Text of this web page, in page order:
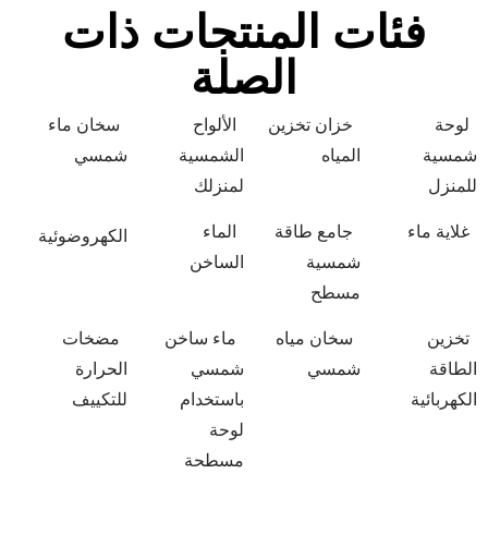
فئات المنتجات ذات
الصلة
لوحة
شمسية
للمنزل
خزان تخزين
المياه
الألواح
الشمسية
لمنزلك
سخان ماء
شمسي
غلاية ماء
جامع طاقة
شمسية
مسطح
الماء
الساخن
الكهروضوئية
تخزين
الطاقة
الكهربائية
سخان مياه
شمسي
ماء ساخن
شمسي
باستخدام
لوحة
مسطحة
مضخات
الحرارة
للتكييف